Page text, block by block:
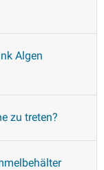
Algen
zu treten?